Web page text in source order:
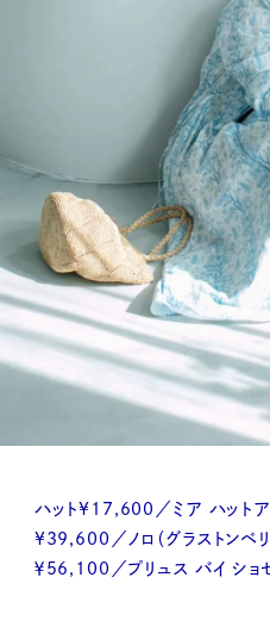
ハット¥17,600／ミア ハットア
¥39,600／ノロ（グラストンベリ
￥56,100／プリュス バイ ショ